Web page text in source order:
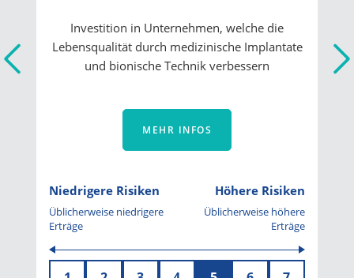
die Pionierarbeit bei genomischen
Behandlungen leisten und die
Digitalisierung vorantreiben
MEHR INFOS
Niedrigere Risiken Höhere Risiken
Üblicherweise niedrigere
Erträge
Üblicherweise höhere
Erträge